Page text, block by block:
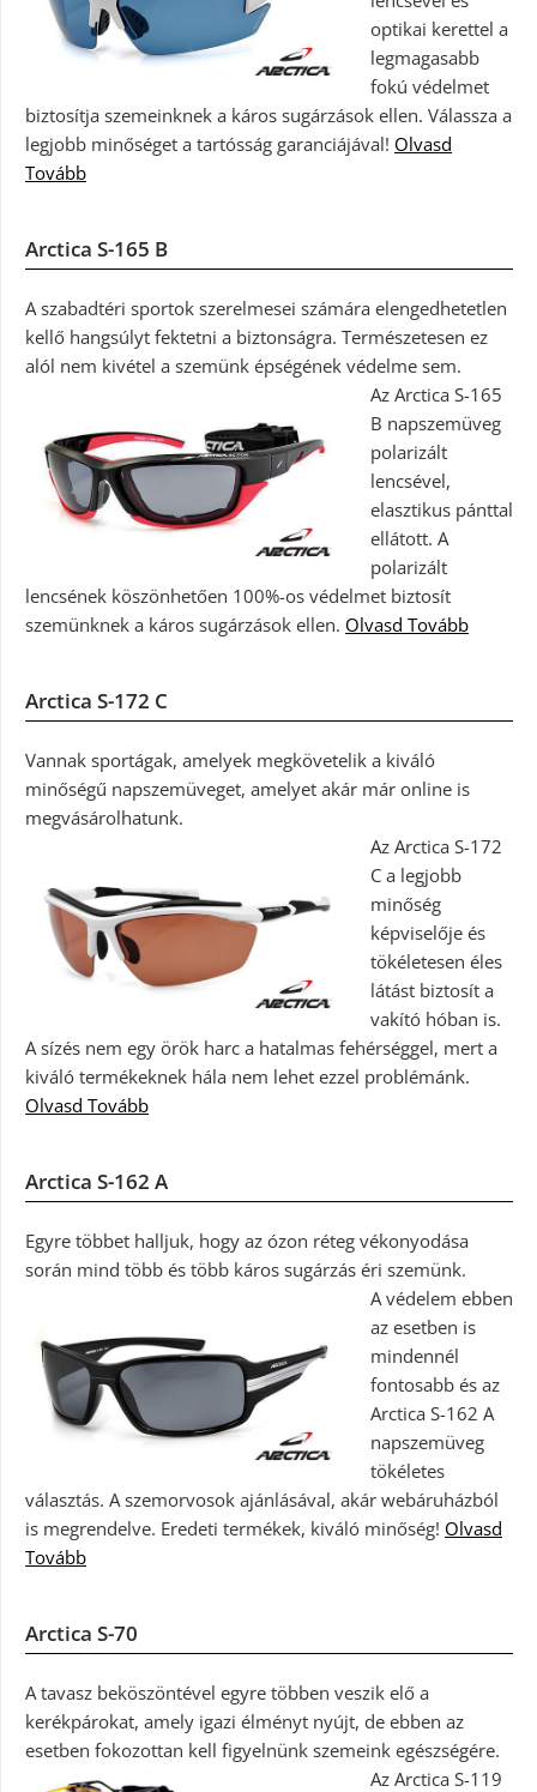
optikai kerettel a
legmagasabb
fokú védelmet
biztosítja szemeinknek a káros sugárzások ellen. Válassza a
legjobb minőséget a tartósság garanciájával! Olvasd
Tovább
Arctica S-165 B
A szabadtéri sportok szerelmesei számára elengedhetetlen
kellő hangsúlyt fektetni a biztonságra. Természetesen ez
alól nem kivétel a szemünk épségének védelme sem.
Az Arctica S-165
B napszemüveg
polarizált
lencsével,
elasztikus pánttal
ellátott. A
polarizált
lencsének köszönhetően 100%-os védelmet biztosít
szemünknek a káros sugárzások ellen. Olvasd Tovább
Arctica S-172 C
Vannak sportágak, amelyek megkövetelik a kiváló
minőségű napszemüveget, amelyet akár már online is
megvásárolhatunk.
Az Arctica S-172
C a legjobb
minőség
képviselője és
tökéletesen éles
látást biztosít a
vakító hóban is.
A sízés nem egy örök harc a hatalmas fehérséggel, mert a
kiváló termékeknek hála nem lehet ezzel problémánk.
Olvasd Tovább
Arctica S-162 A
Egyre többet halljuk, hogy az ózon réteg vékonyodása
során mind több és több káros sugárzás éri szemünk.
A védelem ebben
az esetben is
mindennél
fontosabb és az
Arctica S-162 A
napszemüveg
tökéletes
választás. A szemorvosok ajánlásával, akár webáruházból
is megrendelve. Eredeti termékek, kiváló minőség! Olvasd
Tovább
Arctica S-70
A tavasz beköszöntével egyre többen veszik elő a
kerékpárokat, amely igazi élményt nyújt, de ebben az
esetben fokozottan kell figyelnünk szemeink egészségére.
Az Arctica S-119